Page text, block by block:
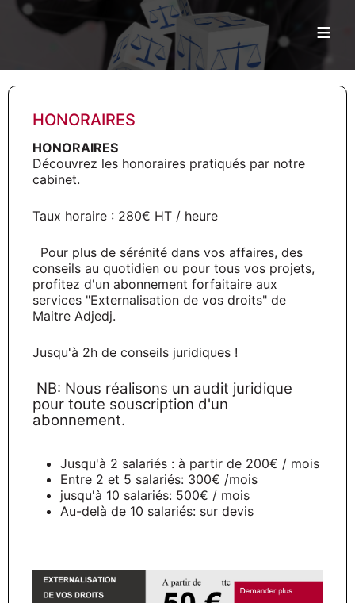
≡
HONORAIRES
HONORAIRES
Découvrez les honoraires pratiqués par notre
cabinet.
Taux horaire : 280€ HT / heure
Pour plus de sérénité dans vos affaires, des
conseils au quotidien ou pour tous vos projets,
profitez d'un abonnement forfaitaire aux
services "Externalisation de vos droits" de
Maitre Adjedj.
Jusqu'à 2h de conseils juridiques !
NB: Nous réalisons un audit juridique
pour toute souscription d'un
abonnement.
Jusqu'à 2 salariés : à partir de 200€ / mois
Entre 2 et 5 salariés: 300€ /mois
jusqu'à 10 salariés: 500€ / mois
Au-delà de 10 salariés: sur devis